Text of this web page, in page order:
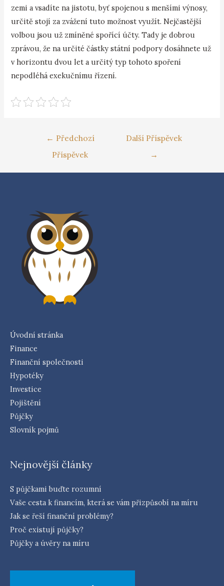
zemi a vsadíte na jistotu, byť spojenou s menšími výnosy,
určitě stojí za zvážení tuto možnost využít. Nejčastější
volbou jsou už zmíněné spořící účty. Tady je dobrou
zprávou, že na určité částky státní podpory dosáhnete už
v horizontu dvou let a určitý typ tohoto spoření
nepodléhá exekučnímu řízení.
← Předchozí
Příspěvek
Další Příspěvek
→
Úvodní stránka
Finance
Finanční společnosti
Hypotéky
Investice
Pojištění
Půjčky
Slovník pojmů
Nejnovější články
S půjčkami buďte rozumní
Vaše cesta k financím, která se vám přizpůsobí na míru
Jak se řeší finanční problémy?
Proč existují půjčky?
Půjčky a úvěry na míru